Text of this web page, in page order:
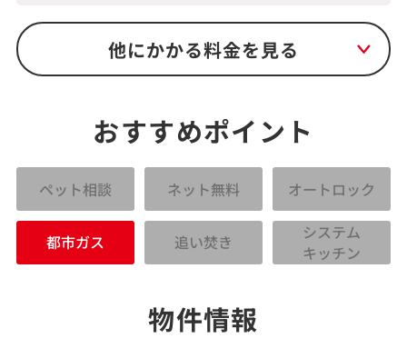
他にかかる料金を見る
おすすめポイント
ペット相談 ネット無料 オートロック
都市ガス 追い焚き
システム
キッチン
物件情報